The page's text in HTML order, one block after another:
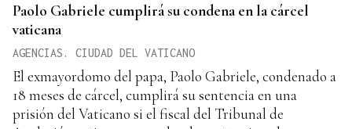
Paolo Gabriele cumplirá su condena en la cárcel
vaticana
AGENCIAS. CIUDAD DEL VATICANO
El exmayordomo del papa, Paolo Gabriele, condenado a
18 meses de cárcel, cumplirá su sentencia en una
prisión del Vaticano si el fiscal del Tribunal de